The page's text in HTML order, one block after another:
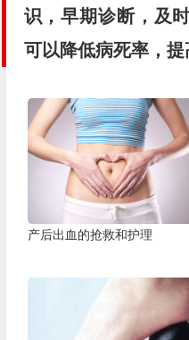
识，早期诊断，及
可以降低病死率，
产后出血的抢救和护理